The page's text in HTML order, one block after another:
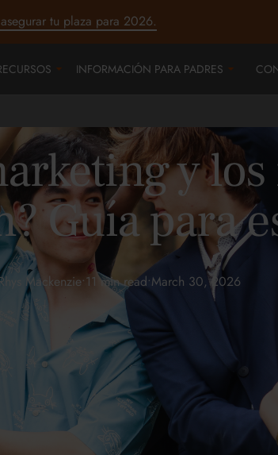
tu plaza para 2026.
INFORMACIÓN PARA PADRES
y
Guía para
Mackenzie•11 min read•March 30, 2026